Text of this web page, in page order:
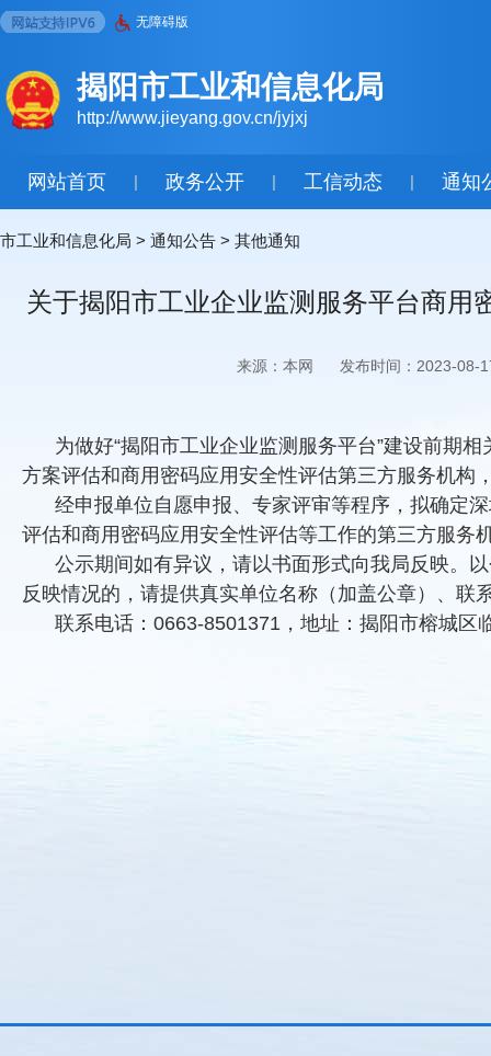
无障碍版
揭阳市工业和信息化局
http://www.jieyang.gov.cn/jyjxj
网站首页 | 政务公开 | 工信动态 | 通知
市工业和信息化局 > 通知公告 > 其他通知
关于揭阳市工业企业监测服务平台商用
来源：本网 发布时间：2023-08-
为做好“揭阳市工业企业监测服务平台”建设前期
方案评估和商用密码应用安全性评估第三方服务机构
经申报单位自愿申报、专家评审等程序，拟确定
评估和商用密码应用安全性评估等工作的第三方服务
公示期间如有异议，请以书面形式向我局反映。
反映情况的，请提供真实单位名称（加盖公章）、联
联系电话：0663-8501371，地址：揭阳市榕城区